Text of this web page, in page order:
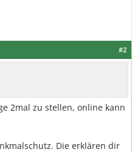
#2
2mal zu stellen, online kann
Die erklären dir